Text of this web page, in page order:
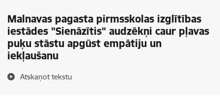
Malnavas pagasta pirmsskolas izglītības
iestādes "Sienāzītis" audzēkņi caur pļavas
puķu stāstu apgūst empātiju un
iekļaušanu
Atskaņot tekstu